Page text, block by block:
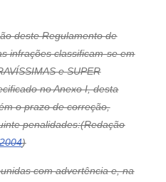
deste Regulamento de
infrações classificam-se em
e SUPER
no Anexo I, desta
o prazo de correção,
penalidades:(Redação
)
com advertência e, na